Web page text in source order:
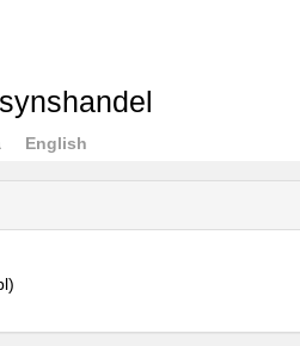
English